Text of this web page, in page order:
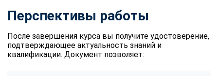
Перспективы работы
После завершения курса вы получите удостоверение,
подтверждающее актуальность знаний и
квалификации. Документ позволяет: